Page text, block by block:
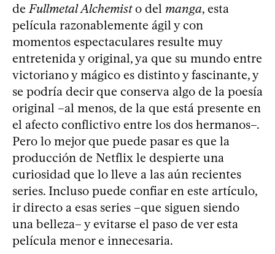
deFullmetal Alchemisto del manga, esta
película razonablemente ágil y con
momentos espectaculares resulte muy
entretenida y original, ya que su mundo entre
victoriano y mágico es distinto y fascinante, y
se podría decir que conserva algo de la poesía
original –al menos, de la que está presente en
el afecto conflictivo entre los dos hermanos–.
Pero lo mejor que puede pasar es que la
producción de Netflix le despierte una
curiosidad que lo lleve a las aún recientes
series. Incluso puede confiar en este artículo,
ir directo a esas series –que siguen siendo
una belleza– y evitarse el paso de ver esta
película menor e innecesaria.